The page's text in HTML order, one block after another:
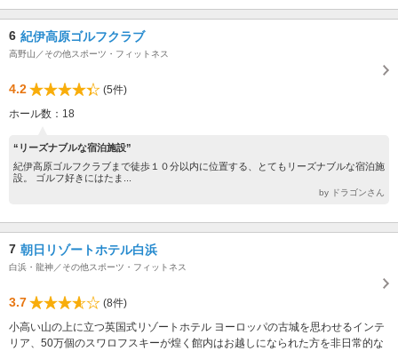
6 紀伊高原ゴルフクラブ
高野山／その他スポーツ・フィットネス
4.2
(5件)
ホール数：18
“リーズナブルな宿泊施設”
紀伊高原ゴルフクラブまで徒歩１０分以内に位置する、とてもリーズナブルな宿泊施
設。 ゴルフ好きにはたま...
by ドラゴンさん
7 朝日リゾートホテル白浜
白浜・龍神／その他スポーツ・フィットネス
3.7
(8件)
小高い山の上に立つ英国式リゾートホテル ヨーロッパの古城を思わせるインテ
リア、50万個のスワロフスキーが煌く館内はお越しになられた方を非日常的な